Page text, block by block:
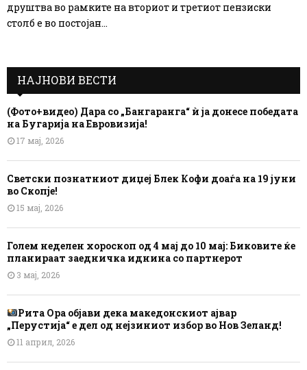
друштва во рамките на вториот и третиот пензиски
столб е во постојан...
НАЈНОВИ ВЕСТИ
(Фото+видео) Дара со „Бангаранга“ ѝ ја донесе победата
на Бугарија на Евровизија!
17 мај, 2026
Светски познатниот диџеј Блек Кофи доаѓа на 19 јуни
во Скопје!
15 мај, 2026
Голем неделен хороскоп од 4 мај до 10 мај: Биковите ќе
планираат заедничка иднина со партнерот
3 мај, 2026
Рита Ора објави дека македонскиот ајвар
„Перустија“ е дел од нејзиниот избор во Нов Зеланд!
11 април, 2026